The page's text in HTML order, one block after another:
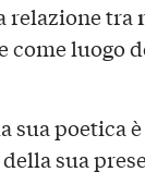
relazione tra
come luogo
poetica è
sua